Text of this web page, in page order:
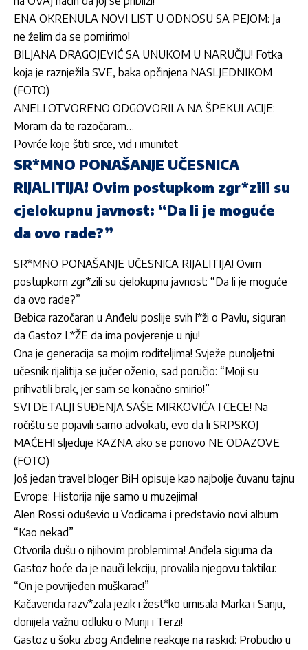
ENA OKRENULA NOVI LIST U ODNOSU SA PEJOM: Ja
ne želim da se pomirimo!
BILJANA DRAGOJEVIĆ SA UNUKOM U NARUČJU! Fotka
koja je raznježila SVE, baka opčinjena NASLJEDNIKOM
(FOTO)
ANELI OTVORENO ODGOVORILA NA ŠPEKULACIJE:
Moram da te razočaram…
Povrće koje štiti srce, vid i imunitet
SR*MNO PONAŠANJE UČESNICA
RIJALITIJA! Ovim postupkom zgr*zili su
cjelokupnu javnost: “Da li je moguće
da ovo rade?”
SR*MNO PONAŠANJE UČESNICA RIJALITIJA! Ovim
postupkom zgr*zili su cjelokupnu javnost: “Da li je moguće
da ovo rade?”
Bebica razočaran u Anđelu poslije svih l*ži o Pavlu, siguran
da Gastoz L*ŽE da ima povjerenje u nju!
Ona je generacija sa mojim roditeljima! Svježe punoljetni
učesnik rijalitija se jučer oženio, sad poručio: “Moji su
prihvatili brak, jer sam se konačno smirio!”
SVI DETALJI SUĐENJA SAŠE MIRKOVIĆA I CECE! Na
ročištu se pojavili samo advokati, evo da li SRPSKOJ
MAĆEHI sljeduje KAZNA ako se ponovo NE ODAZOVE
(FOTO)
Još jedan travel bloger BiH opisuje kao najbolje čuvanu tajnu
Evrope: Historija nije samo u muzejima!
Alen Rossi oduševio u Vodicama i predstavio novi album
“Kao nekad”
Otvorila dušu o njihovim problemima! Anđela sigurna da
Gastoz hoće da je nauči lekciju, provalila njegovu taktiku:
“On je povrijeđen muškarac!”
Kačavenda razv*zala jezik i žest*ko urnisala Marka i Sanju,
donijela važnu odluku o Munji i Terzi!
Gastoz u šoku zbog Anđeline reakcije na raskid: Probudio u